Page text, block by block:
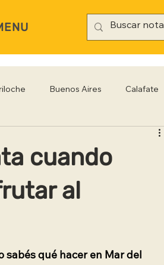
Buenos Aires Calafate
Santa Cruz
cuando
al
sabés qué hacer en Mar del